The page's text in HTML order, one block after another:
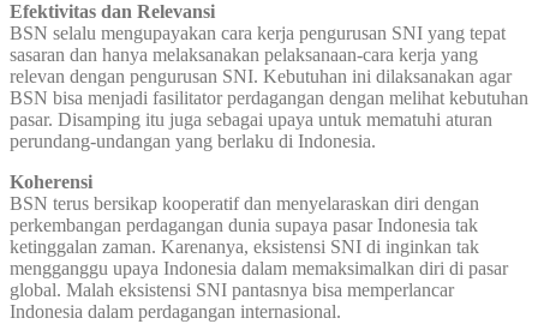
Efektivitas dan Relevansi
BSN selalu mengupayakan cara kerja pengurusan SNI yang tepat
sasaran dan hanya melaksanakan pelaksanaan-cara kerja yang
relevan dengan pengurusan SNI. Kebutuhan ini dilaksanakan agar
BSN bisa menjadi fasilitator perdagangan dengan melihat kebutuhan
pasar. Disamping itu juga sebagai upaya untuk mematuhi aturan
perundang-undangan yang berlaku di Indonesia.
Koherensi
BSN terus bersikap kooperatif dan menyelaraskan diri dengan
perkembangan perdagangan dunia supaya pasar Indonesia tak
ketinggalan zaman. Karenanya, eksistensi SNI di inginkan tak
mengganggu upaya Indonesia dalam memaksimalkan diri di pasar
global. Malah eksistensi SNI pantasnya bisa memperlancar
Indonesia dalam perdagangan internasional.